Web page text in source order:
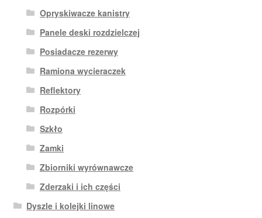
Opryskiwacze kanistry
Panele deski rozdzielczej
Posiadacze rezerwy
Ramiona wycieraczek
Reflektory
Rozpórki
Szkło
Zamki
Zbiorniki wyrównawcze
Zderzaki i ich części
Dyszle i kolejki linowe